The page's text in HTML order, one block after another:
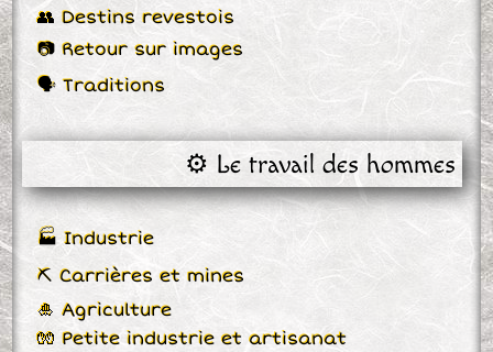
👥 Destins revestois
📷 Retour sur images
🗣 Traditions
⚙️ Le travail des hommes
🏭 Industrie
⛏ Carrières et mines
🎍 Agriculture
🧤 Petite industrie et artisanat